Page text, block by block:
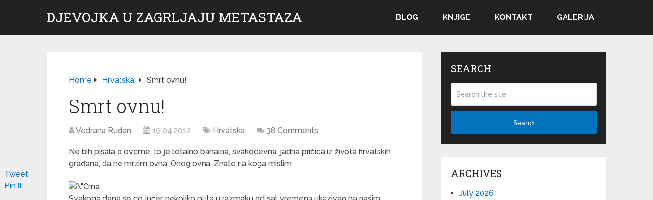
DJEVOJKA U ZAGRLJAJU METASTAZA BLOG KNJIGE KONTAKT GALERIJA
Home Hrvatska Smrt ovnu!
Smrt ovnu!
Vedrana Rudan 19.04.2012 Hrvatska 38 Comments
Ne bih pisala o ovome, to je totalno banalna, svakodevna, jadna pričica iz života hrvatskih
građana, da ne mrzim ovna. Onog ovna. Znate na koga mislim.
Tweet
Pin It
SEARCH
Search
ARCHIVES
July 2026